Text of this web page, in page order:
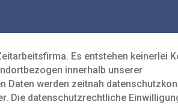
Es entstehen keinerlei
innerhalb unserer
Daten werden zeitnah
Die daten­schutz­recht­liche